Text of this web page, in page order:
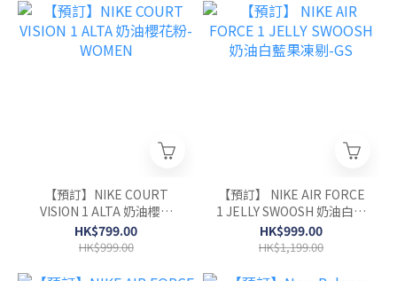
【預訂】NIKE COURT
VISION 1 ALTA 奶油櫻花
粉-WOMEN
HK$799.00
HK$999.00
【預訂】 NIKE AIR FORCE
1 JELLY SWOOSH 奶油白藍
果凍剔-GS
HK$999.00
HK$1,199.00